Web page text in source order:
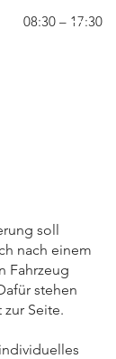
08:30 – 17:30
soll
nach einem
Fahrzeug
stehen
zur Seite.